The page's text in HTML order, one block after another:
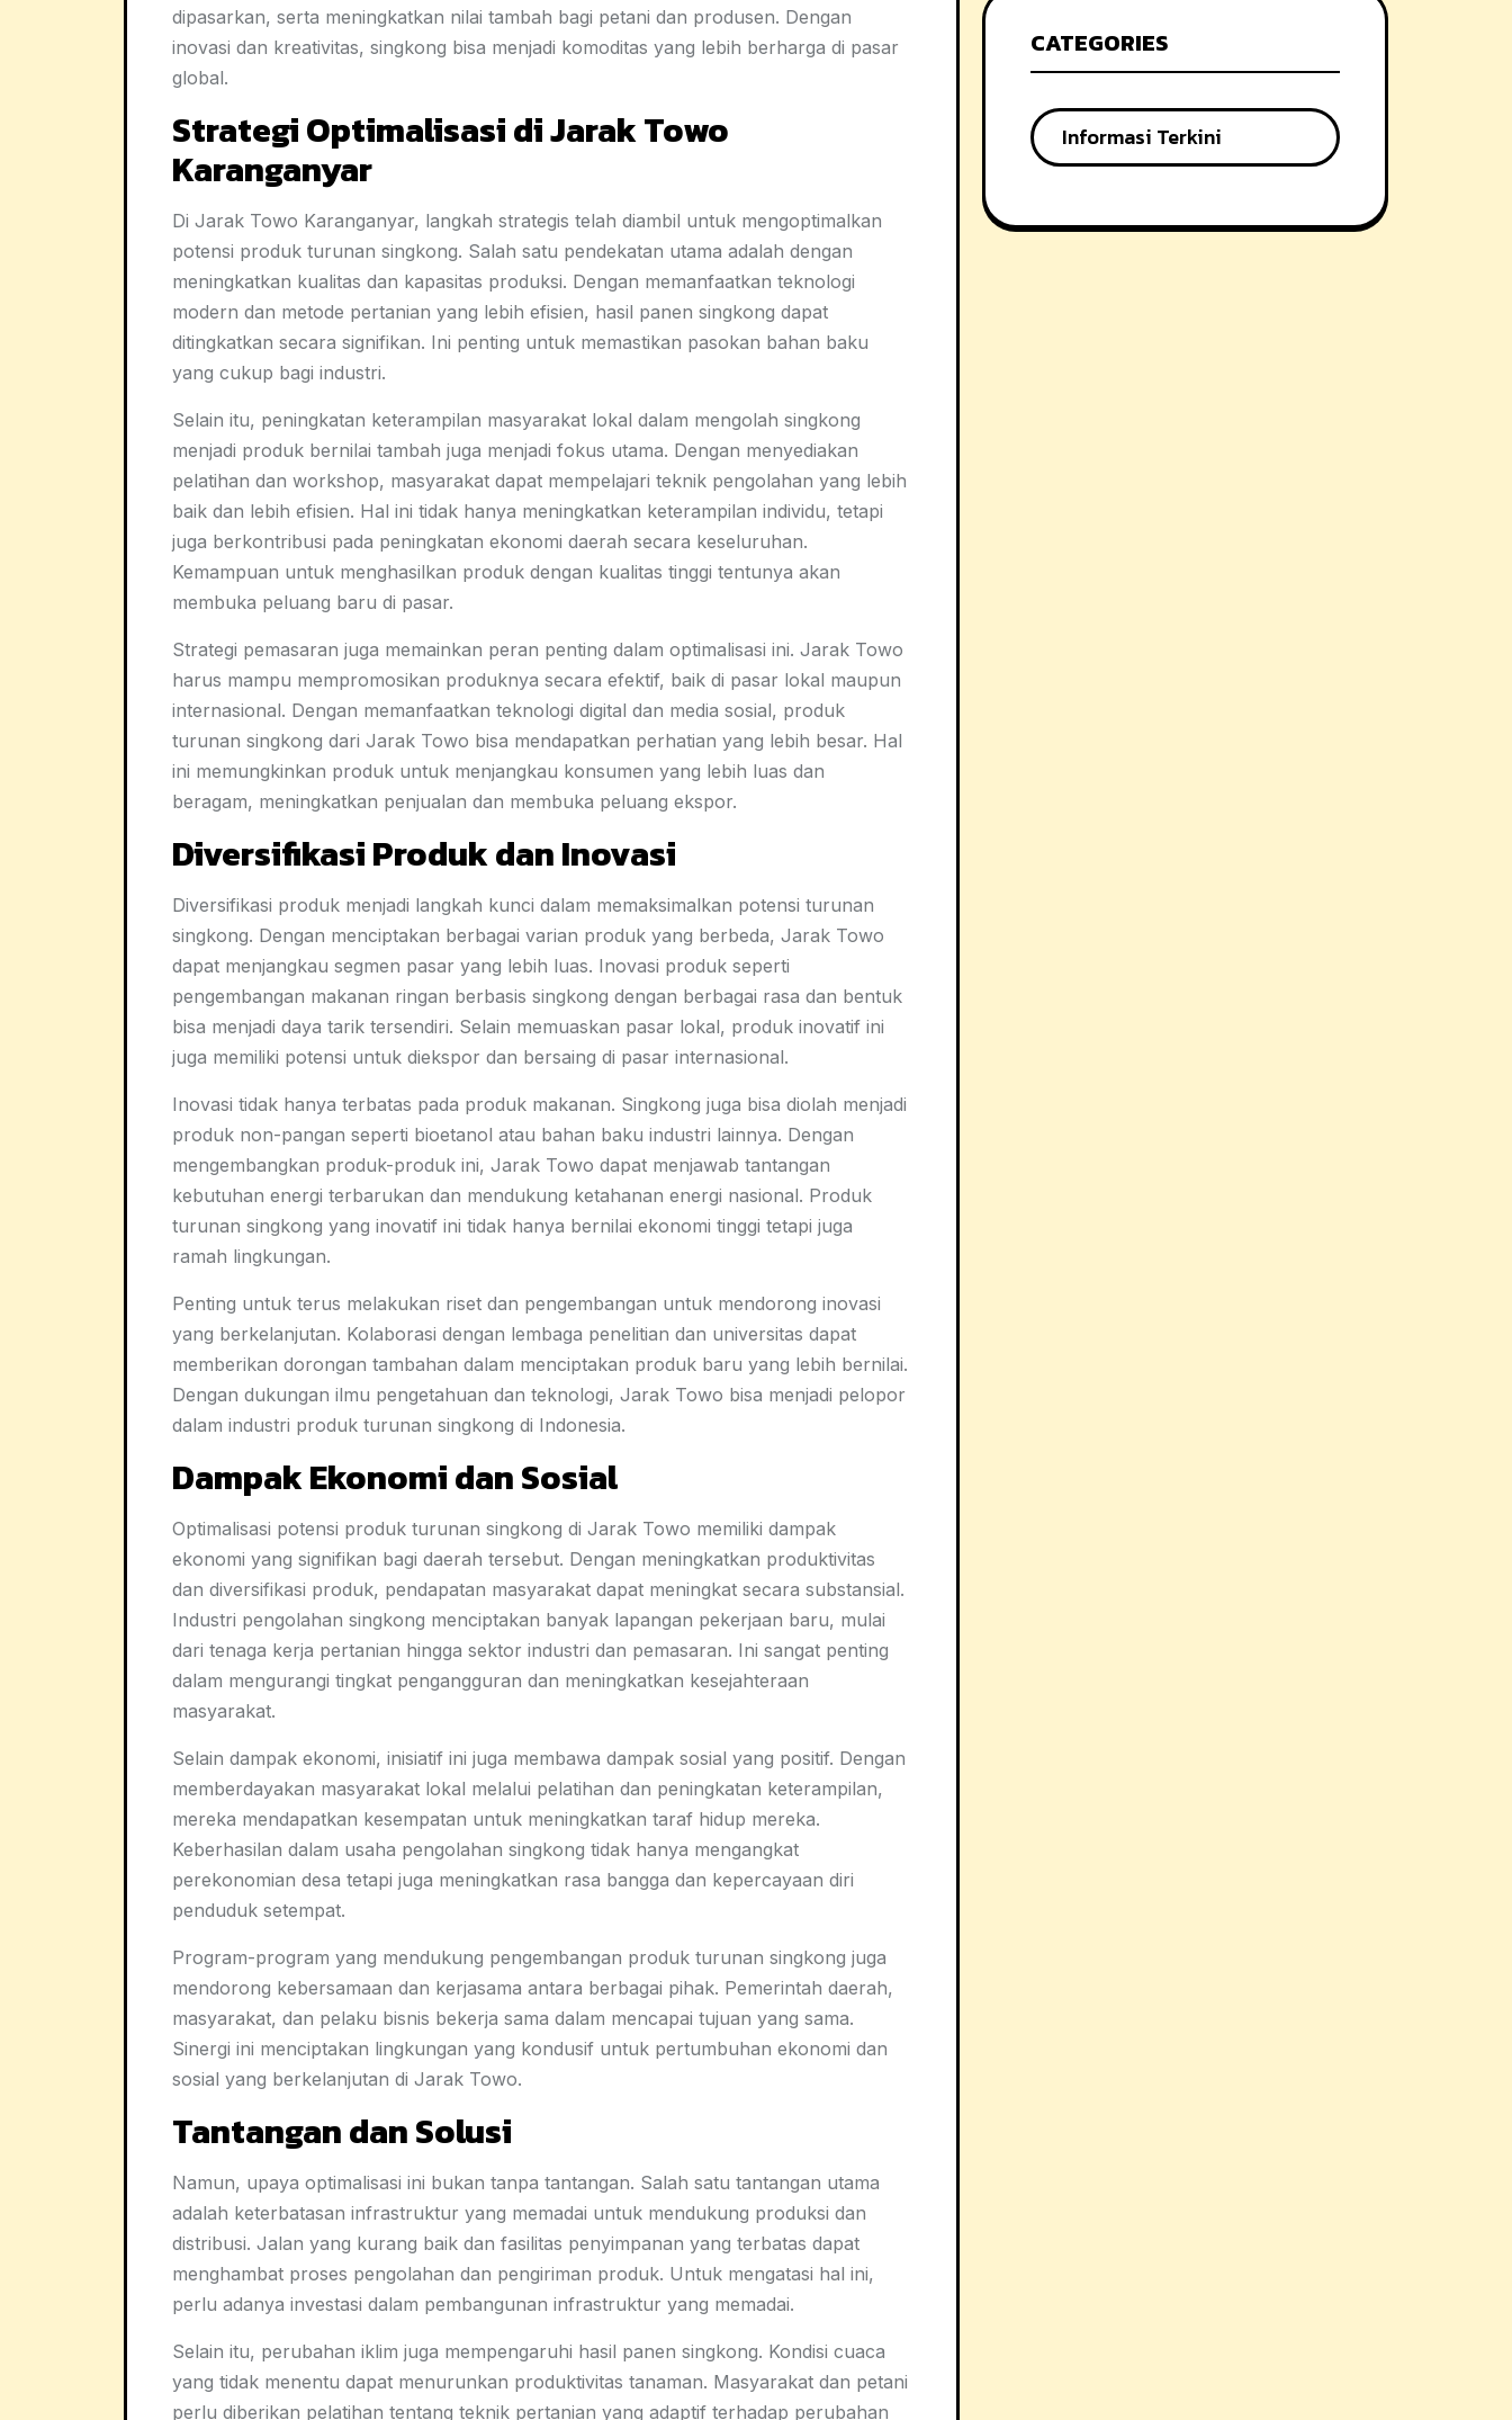
dipasarkan, serta meningkatkan nilai tambah bagi petani dan produsen. Dengan
inovasi dan kreativitas, singkong bisa menjadi komoditas yang lebih berharga di pasar
global.
Strategi Optimalisasi di Jarak Towo
Karanganyar
Di Jarak Towo Karanganyar, langkah strategis telah diambil untuk mengoptimalkan
potensi produk turunan singkong. Salah satu pendekatan utama adalah dengan
meningkatkan kualitas dan kapasitas produksi. Dengan memanfaatkan teknologi
modern dan metode pertanian yang lebih efisien, hasil panen singkong dapat
ditingkatkan secara signifikan. Ini penting untuk memastikan pasokan bahan baku
yang cukup bagi industri.
Selain itu, peningkatan keterampilan masyarakat lokal dalam mengolah singkong
menjadi produk bernilai tambah juga menjadi fokus utama. Dengan menyediakan
pelatihan dan workshop, masyarakat dapat mempelajari teknik pengolahan yang lebih
baik dan lebih efisien. Hal ini tidak hanya meningkatkan keterampilan individu, tetapi
juga berkontribusi pada peningkatan ekonomi daerah secara keseluruhan.
Kemampuan untuk menghasilkan produk dengan kualitas tinggi tentunya akan
membuka peluang baru di pasar.
Strategi pemasaran juga memainkan peran penting dalam optimalisasi ini. Jarak Towo
harus mampu mempromosikan produknya secara efektif, baik di pasar lokal maupun
internasional. Dengan memanfaatkan teknologi digital dan media sosial, produk
turunan singkong dari Jarak Towo bisa mendapatkan perhatian yang lebih besar. Hal
ini memungkinkan produk untuk menjangkau konsumen yang lebih luas dan
beragam, meningkatkan penjualan dan membuka peluang ekspor.
Diversifikasi Produk dan Inovasi
Diversifikasi produk menjadi langkah kunci dalam memaksimalkan potensi turunan
singkong. Dengan menciptakan berbagai varian produk yang berbeda, Jarak Towo
dapat menjangkau segmen pasar yang lebih luas. Inovasi produk seperti
pengembangan makanan ringan berbasis singkong dengan berbagai rasa dan bentuk
bisa menjadi daya tarik tersendiri. Selain memuaskan pasar lokal, produk inovatif ini
juga memiliki potensi untuk diekspor dan bersaing di pasar internasional.
Inovasi tidak hanya terbatas pada produk makanan. Singkong juga bisa diolah menjadi
produk non-pangan seperti bioetanol atau bahan baku industri lainnya. Dengan
mengembangkan produk-produk ini, Jarak Towo dapat menjawab tantangan
kebutuhan energi terbarukan dan mendukung ketahanan energi nasional. Produk
turunan singkong yang inovatif ini tidak hanya bernilai ekonomi tinggi tetapi juga
ramah lingkungan.
Penting untuk terus melakukan riset dan pengembangan untuk mendorong inovasi
yang berkelanjutan. Kolaborasi dengan lembaga penelitian dan universitas dapat
memberikan dorongan tambahan dalam menciptakan produk baru yang lebih bernilai.
Dengan dukungan ilmu pengetahuan dan teknologi, Jarak Towo bisa menjadi pelopor
dalam industri produk turunan singkong di Indonesia.
Dampak Ekonomi dan Sosial
Optimalisasi potensi produk turunan singkong di Jarak Towo memiliki dampak
ekonomi yang signifikan bagi daerah tersebut. Dengan meningkatkan produktivitas
dan diversifikasi produk, pendapatan masyarakat dapat meningkat secara substansial.
Industri pengolahan singkong menciptakan banyak lapangan pekerjaan baru, mulai
dari tenaga kerja pertanian hingga sektor industri dan pemasaran. Ini sangat penting
dalam mengurangi tingkat pengangguran dan meningkatkan kesejahteraan
masyarakat.
Selain dampak ekonomi, inisiatif ini juga membawa dampak sosial yang positif. Dengan
memberdayakan masyarakat lokal melalui pelatihan dan peningkatan keterampilan,
mereka mendapatkan kesempatan untuk meningkatkan taraf hidup mereka.
Keberhasilan dalam usaha pengolahan singkong tidak hanya mengangkat
perekonomian desa tetapi juga meningkatkan rasa bangga dan kepercayaan diri
penduduk setempat.
Program-program yang mendukung pengembangan produk turunan singkong juga
mendorong kebersamaan dan kerjasama antara berbagai pihak. Pemerintah daerah,
masyarakat, dan pelaku bisnis bekerja sama dalam mencapai tujuan yang sama.
Sinergi ini menciptakan lingkungan yang kondusif untuk pertumbuhan ekonomi dan
sosial yang berkelanjutan di Jarak Towo.
Tantangan dan Solusi
Namun, upaya optimalisasi ini bukan tanpa tantangan. Salah satu tantangan utama
adalah keterbatasan infrastruktur yang memadai untuk mendukung produksi dan
distribusi. Jalan yang kurang baik dan fasilitas penyimpanan yang terbatas dapat
menghambat proses pengolahan dan pengiriman produk. Untuk mengatasi hal ini,
perlu adanya investasi dalam pembangunan infrastruktur yang memadai.
Selain itu, perubahan iklim juga mempengaruhi hasil panen singkong. Kondisi cuaca
yang tidak menentu dapat menurunkan produktivitas tanaman. Masyarakat dan petani
perlu diberikan pelatihan tentang teknik pertanian yang adaptif terhadap perubahan
CATEGORIES
Informasi Terkini